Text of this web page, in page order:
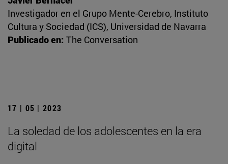
Investigador en el Grupo Mente-Cerebro, Instituto
Cultura y Sociedad (ICS), Universidad de Navarra
Publicado en: The Conversation
17 | 05 | 2023
La soledad de los adolescentes en la era
digital